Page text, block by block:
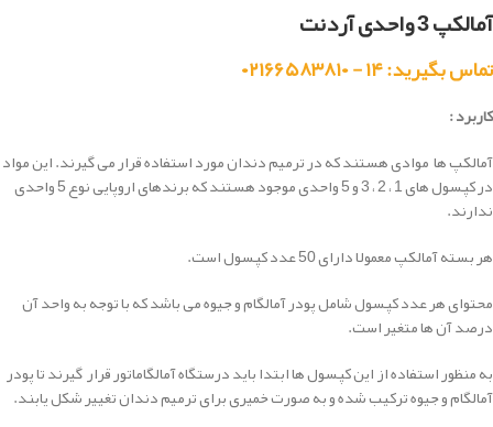
آمالکپ 3 واحدی آردنت
تماس بگیرید: ۱۴ - ۰۲۱۶۶۵۸۳۸۱۰
کاربرد :
آمالکپ ها موادی هستند که در ترمیم دندان مورد استفاده قرار می گیرند. این مواد
در کپسول های 1 ، 2 ، 3 و 5 واحدی موجود هستند که برندهای اروپایی نوع 5 واحدی
ندارند.
هر بسته آمالکپ معمولا دارای 50 عدد کپسول است.
محتوای هر عدد کپسول شامل پودر آمالگام و جیوه می باشد که با توجه به واحد آن
درصد آن ها متغیر است.
به منظور استفاده از این کپسول ها ابتدا باید درستگاه آمالگاماتور قرار گیرند تا پودر
آمالگام و جیوه ترکیب شده و به صورت خمیری برای ترمیم دندان تغییر شکل یابند.